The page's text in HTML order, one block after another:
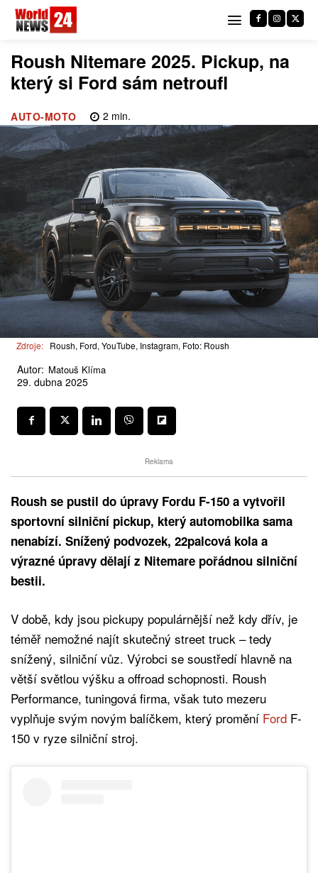
Roush Nitemare 2025. Pickup, na
který si Ford sám netroufl
AUTO-MOTO 2 min.
Zdroje: Roush, Ford, YouTube, Instagram, Foto: Roush
Autor: Matouš Klíma
29. dubna 2025
Reklama
Roush se pustil do úpravy Fordu F-150 a vytvořil
sportovní silniční pickup, který automobilka sama
nenabízí. Snížený podvozek, 22palcová kola a
výrazné úpravy dělají z Nitemare pořádnou silniční
bestii.
V době, kdy jsou pickupy populárnější než kdy dřív, je
téměř nemožné najít skutečný street truck – tedy
snížený, silniční vůz. Výrobci se soustředí hlavně na
větší světlou výšku a offroad schopnosti. Roush
Performance, tuningová firma, však tuto mezeru
vyplňuje svým novým balíčkem, který promění Ford F-
150 v ryze silniční stroj.